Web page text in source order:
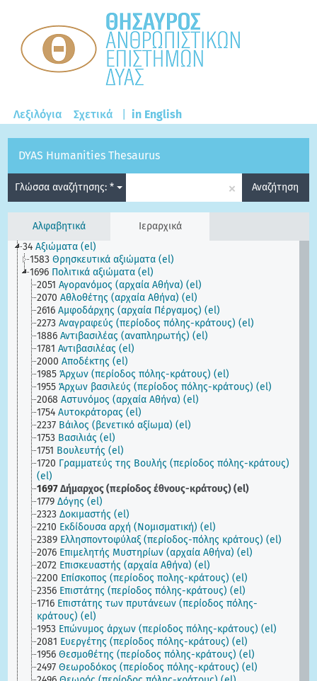
in English
Λεξιλόγια Σχετικά
DYAS Humanities Thesaurus
Γλώσσα αναζήτησης: * × Αναζήτηση
Αλφαβητικά
Ιεραρχικά
34 Αξιώματα (el)
1583 Θρησκευτικά αξιώματα (el)
1696 Πολιτικά αξιώματα (el)
2051 Αγορανόμος (αρχαία Αθήνα) (el)
2070 Αθλοθέτης (αρχαία Αθήνα) (el)
2616 Αμφοδάρχης (αρχαία Πέργαμος) (el)
2273 Αναγραφεύς (περίοδος πόλης-κράτους) (el)
1886 Αντιβασιλέας (αναπληρωτής) (el)
1781 Αντιβασιλέας (el)
2000 Αποδέκτης (el)
1985 Άρχων (περίοδος πόλης-κράτους) (el)
1955 Άρχων βασιλεύς (περίοδος πόλης-κράτους) (el)
2068 Αστυνόμος (αρχαία Αθήνα) (el)
1754 Αυτοκράτορας (el)
2237 Βάιλος (βενετικό αξίωμα) (el)
1753 Βασιλιάς (el)
1751 Βουλευτής (el)
1720 Γραμματεύς της Βουλής (περίοδος πόλης-κράτους)
(el)
1697Δήμαρχος (περίοδος έθνους-κράτους) (el)
1779 Δόγης (el)
2323 Δοκιμαστής (el)
2210 Εκδίδουσα αρχή (Νομισματική) (el)
2389 Ελλησποντοφύλαξ (περίοδος-πόλης κράτους) (el)
2076 Επιμελητής Μυστηρίων (αρχαία Αθήνα) (el)
2072 Επισκευαστής (αρχαία Αθήνα) (el)
2200 Επίσκοπος (περίοδος πολης-κράτους) (el)
2356 Επιστάτης (περίοδος πόλης-κράτους) (el)
1716 Επιστάτης των πρυτάνεων (περίοδος πόλης-
κράτους) (el)
1953 Επώνυμος άρχων (περίοδος πόλης-κράτους) (el)
2081 Ευεργέτης (περίοδος πόλης-κράτους) (el)
1956 Θεσμοθέτης (περίοδος πόλης-κράτους) (el)
2497 Θεωροδόκος (περίοδος πόλης-κράτους) (el)